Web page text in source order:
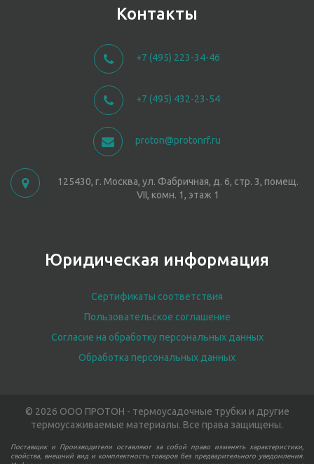
Контакты
+7 (495) 223-34-46
+7 (495) 432-23-54
proton@protonrf.ru
125430, г. Москва, ул. Фабричная, д. 6, стр. 3, помещ.
VII, комн. 1, этаж 1
Юридическая информация
Сертификаты соответствия
Пользовательское соглашение
Согласие на обработку персональных данных
Обработка персональных данных
© 2026 ООО ПРОТОН - термоусадочные трубки и другие
термоусаживаемые материалы. Все права защищены.
Поставщик и Производители оставляют за собой право изменять характеристики,
свойства, внешний вид и комплектность товаров без предварительного уведомления.